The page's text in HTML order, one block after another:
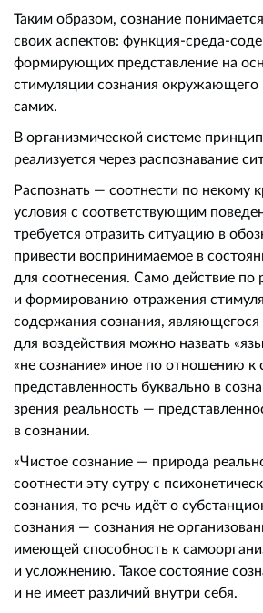
Таким образом, сознание
своих аспектов: функция-среда-
формирующих представление на
стимуляции сознания окружающего
самих.
В организмической системе
реализуется через распознавание
Распознать — соотнести по некому
условия с соответствующим
требуется отразить ситуацию в
привести воспринимаемое в
для соотнесения. Само действие по
и формированию отражения
содержания сознания,
для воздействия можно назвать
«не сознание» иное по отношению к
представленность буквально в
зрения реальность —
в сознании.
«Чистое сознание — природа
соотнести эту сутру с
сознания, то речь идёт о
сознания — сознания не
имеющей способность к
и усложнению. Такое состояние
и не имеет различий внутри себя.